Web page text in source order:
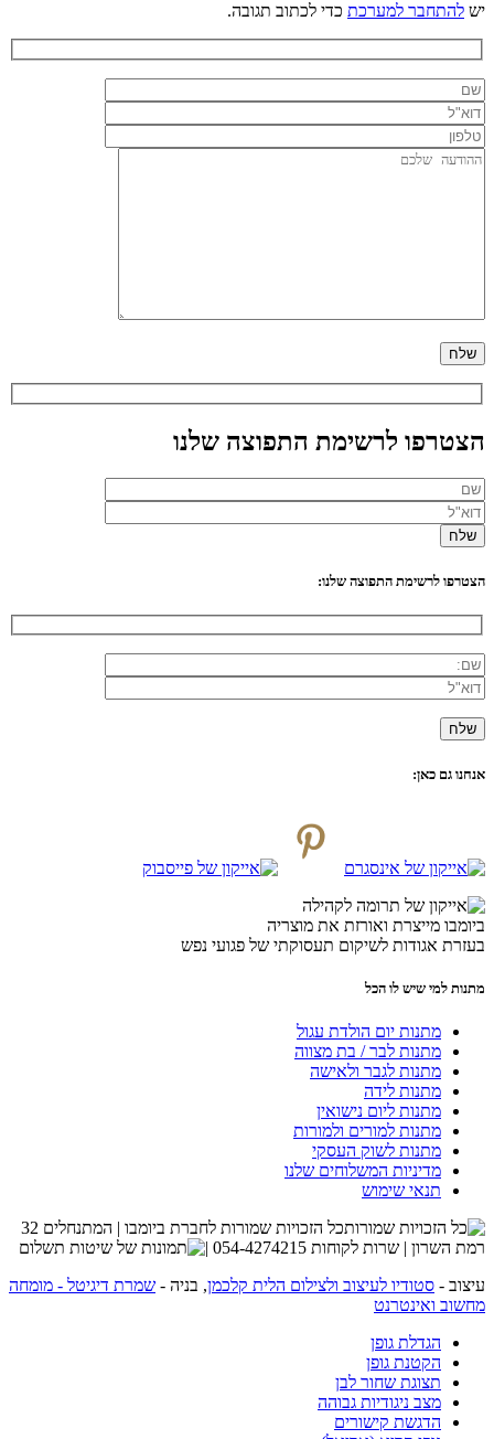
יש להתחבר למערכת כדי לכתוב תגובה.
הצטרפו לרשימת התפוצה שלנו
הצטרפו לרשימת התפוצה שלנו:
אנחנו גם כאן:
ביומבו מייצרת ואורזת את מוצריה
בעזרת אגודות לשיקום תעסוקתי של פגועי נפש
מתנות למי שיש לו הכל
מתנות יום הולדת עגול
מתנות לבר / בת מצווה
מתנות לגבר ולאישה
מתנות לידה
מתנות ליום נישואין
מתנות למורים ולמורות
מתנות לשוק העסקי
מדיניות המשלוחים שלנו
תנאי שימוש
כל הזכויות שמורות לחברת ביומבו | המתנחלים 32
רמת השרון | שרות לקוחות 054-4274215 |
עיצוב - סטודיו לעיצוב ולצילום הלית קלכמן, בניה - שמרת דיגיטל - מומחה
מחשוב ואינטרנט
הגדלת גופן
הקטנת גופן
תצוגת שחור לבן
מצב ניגודיות גבוהה
הדגשת קישורים